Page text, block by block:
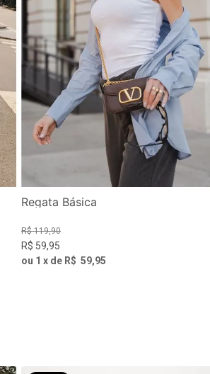
Regata Básica
R$ 119,90
R$ 59,95
ou 1 x de R$ 59,95